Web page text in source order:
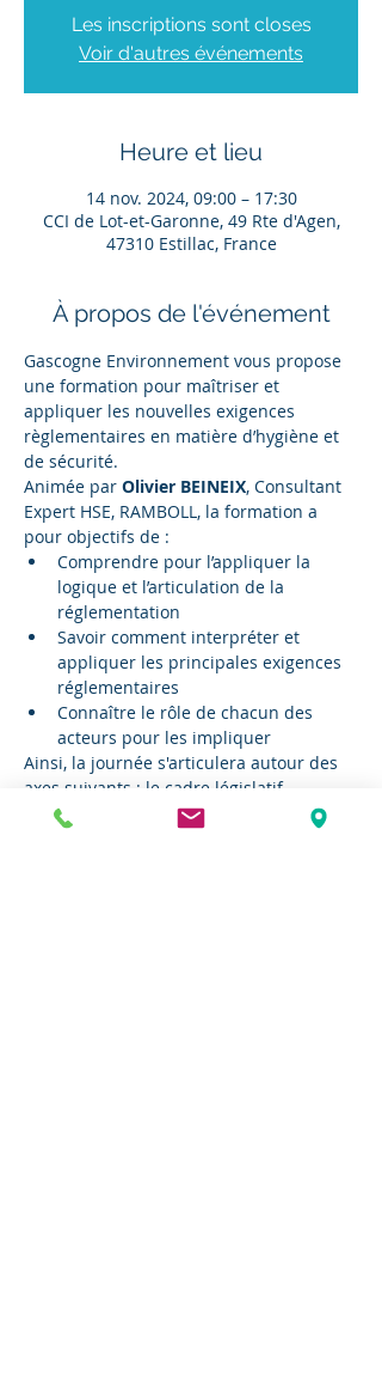
Les inscriptions sont closes
Voir d'autres événements
Heure et lieu
14 nov. 2024, 09:00 – 17:30
CCI de Lot-et-Garonne, 49 Rte d'Agen,
47310 Estillac, France
À propos de l'événement
Gascogne Environnement vous propose
une formation pour maîtriser et
appliquer les nouvelles exigences
règlementaires en matière d’hygiène et
de sécurité.
Animée par Olivier BEINEIX, Consultant
Expert HSE, RAMBOLL, la formation a
pour objectifs de :
Comprendre pour l’appliquer la
logique et l’articulation de la
réglementation
Savoir comment interpréter et
appliquer les principales exigences
réglementaires
Connaître le rôle de chacun des
acteurs pour les impliquer
Ainsi, la journée s'articulera autour des
axes suivants : le cadre législatif
européen et français, les acteurs